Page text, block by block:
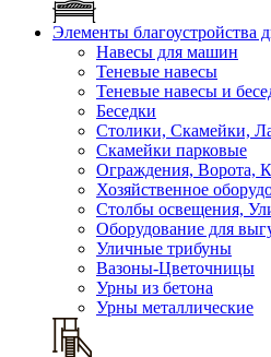
Элементы благоустройства
Навесы для машин
Теневые навесы
Теневые навесы и
Беседки
Столики, Скамейки,
Скамейки парковые
Ограждения, Ворота,
Хозяйственное
Столбы освещения,
Оборудование для
Уличные трибуны
Вазоны-Цветочницы
Урны из бетона
Урны металлические